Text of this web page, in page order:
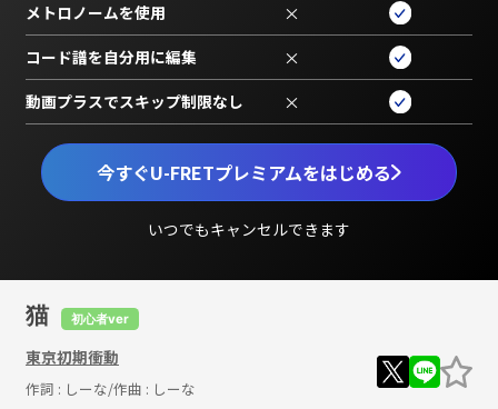
今すぐU-FRETプレミアムをはじめる
いつでもキャンセルできます
メトロノームを使用 ×
コード譜を自分用に編集 ×
動画プラスでスキップ制限なし ×
猫 初心者ver
東京初期衝動
作詞 : しーな/作曲 : しーな